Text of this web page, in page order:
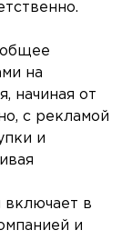
общее
на
начиная от
с рекламой
и
включает в
и